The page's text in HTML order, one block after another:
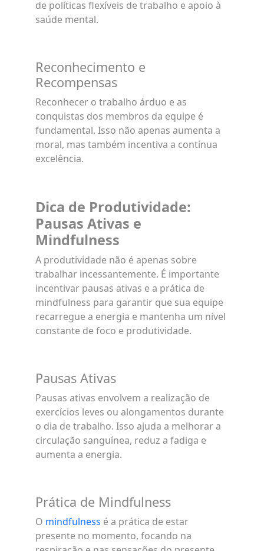
de políticas flexíveis de trabalho e apoio à
saúde mental.
Reconhecimento e
Recompensas
Reconhecer o trabalho árduo e as
conquistas dos membros da equipe é
fundamental. Isso não apenas aumenta a
moral, mas também incentiva a contínua
excelência.
Dica de Produtividade:
Pausas Ativas e
Mindfulness
A produtividade não é apenas sobre
trabalhar incessantemente. É importante
incentivar pausas ativas e a prática de
mindfulness para garantir que sua equipe
recarregue a energia e mantenha um nível
constante de foco e produtividade.
Pausas Ativas
Pausas ativas envolvem a realização de
exercícios leves ou alongamentos durante
o dia de trabalho. Isso ajuda a melhorar a
circulação sanguínea, reduz a fadiga e
aumenta a energia.
Prática de Mindfulness
O mindfulness é a prática de estar
presente no momento, focando na